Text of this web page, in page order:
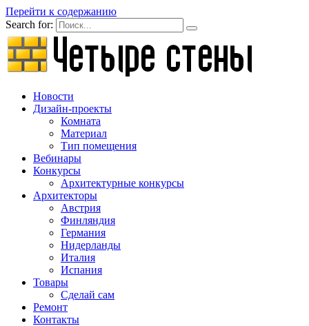
Перейти к содержанию
Search for:
Новости
Дизайн-проекты
Комната
Материал
Тип помещения
Вебинары
Конкурсы
Архитектурные конкурсы
Архитекторы
Австрия
Финляндия
Германия
Нидерланды
Италия
Испания
Товары
Сделай сам
Ремонт
Контакты